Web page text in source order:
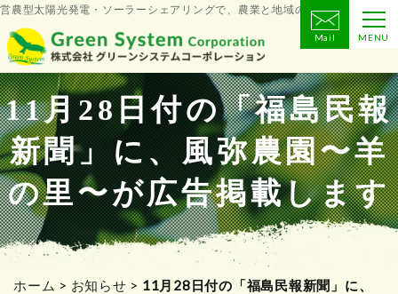
コ
ン
テ
ン
ツ
へ
ス
キ
ッ
プ
営農型太陽光発電・ソーラーシェアリングで、農業と地域の未来をつくる
Mail MENU
11月28日付の「福島民報
新聞」に、風弥農園〜羊
の里〜が広告掲載します
ホーム > お知らせ > 11月28日付の「福島民報新聞」に、